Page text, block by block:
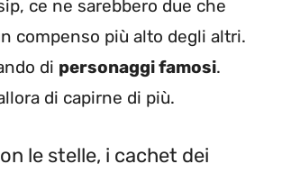
ce ne sarebbero due che
compenso più alto degli altri.
di personaggi famosi.
di capirne di più.
le stelle, i cachet dei